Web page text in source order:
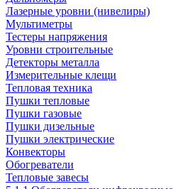
Лазерные уровни (нивелиры)
Мультиметры
Тестеры напряжения
Уровни строительные
Детекторы металла
Измерительные клещи
Тепловая техника
Пушки тепловые
Пушки газовые
Пушки дизельные
Пушки электрические
Конвекторы
Обогреватели
Тепловые завесы